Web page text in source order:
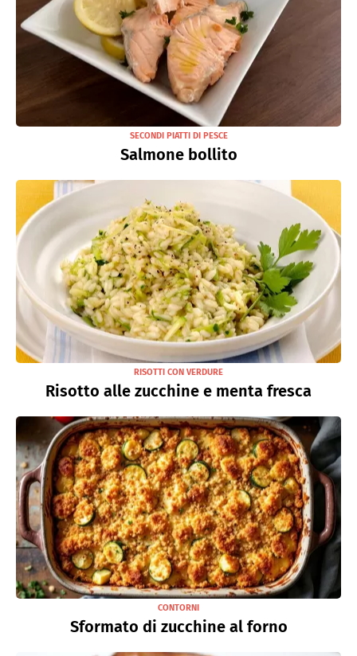
SECONDI PIATTI DI PESCE
Salmone bollito
RISOTTI CON VERDURE
Risotto alle zucchine e menta fresca
CONTORNI
Sformato di zucchine al forno